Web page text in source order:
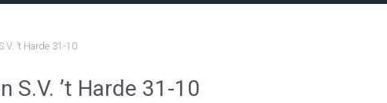
’t Harde 31-10
S.V. ’t Harde 31-10